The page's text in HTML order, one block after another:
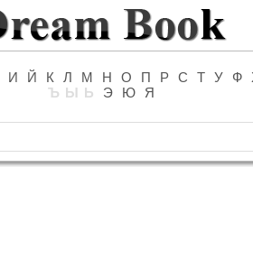
И Й К Л М Н О П Р С Т У Ф
Ъ Ы Ь Э Ю Я